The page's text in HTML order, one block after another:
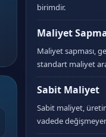
birimdir.
Maliyet
Maliyet sapması,
standart maliyet
Sabit Maliyet
Sabit maliyet,
vadede